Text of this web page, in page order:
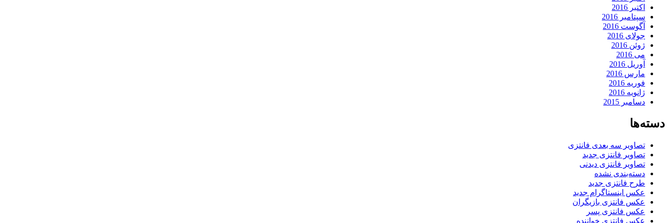
اکتبر 2016
سپتامبر 2016
آگوست 2016
جولای 2016
ژوئن 2016
می 2016
آوریل 2016
مارس 2016
فوریه 2016
ژانویه 2016
دسامبر 2015
دسته‌ها
تصاویر سه بعدی فانتزی
تصاویر فانتزی جدید
تصاویر فانتزی دیدنی
دسته‌بندی نشده
طرح فانتزی جدید
عکس اینستاگرام جدید
عکس فانتزی بازیگران
عکس فانتزی پسر
عکس فانتزی خواننده